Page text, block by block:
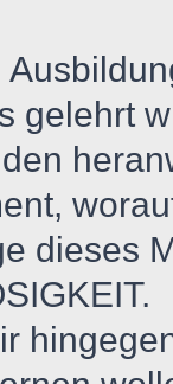
gelehrt
dieses